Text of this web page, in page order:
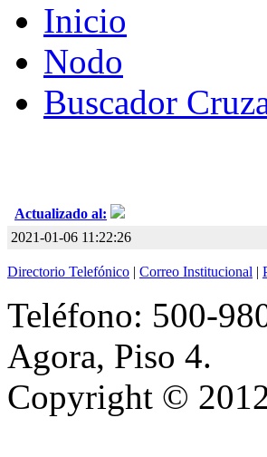
Inicio
Nodo
Buscador
Actualizado al:
2021-01-06 11:22:26
Directorio Telefónico | Correo Institucional |
Teléfono: 500-
Agora, Piso 4.
Copyright ©